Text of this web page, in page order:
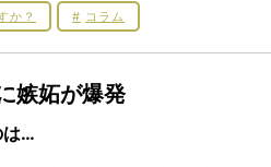
か？ コラム
嫉妬が爆発
は…